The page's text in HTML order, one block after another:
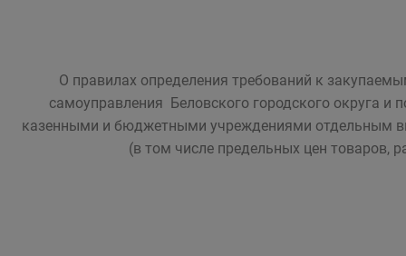
О правилах определения требований к
самоуправления Беловского городского округа и
казенными и бюджетными учреждениями отдельным
(в том числе предельных цен товаров,